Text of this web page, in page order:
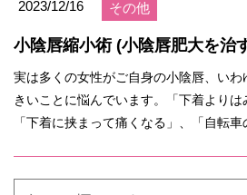
2023/12/16 その他
小陰唇縮小術 (小陰唇肥大を治
実は多くの女性がご自身の小陰唇、い
きいことに悩んでいます。「下着よりは
「下着に挟まって痛くなる」、「自転車